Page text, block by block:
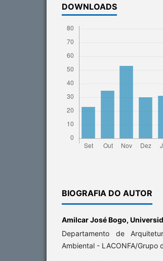
DOWNLOADS
BIOGRAFIA DO AUTOR
Amilcar José Bogo,
Departamento de
Ambiental - LACONFA/Grupo